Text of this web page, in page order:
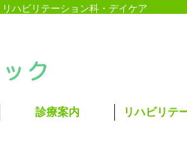
ハビリテーション科・デイケア
診療案内 リハビリテ